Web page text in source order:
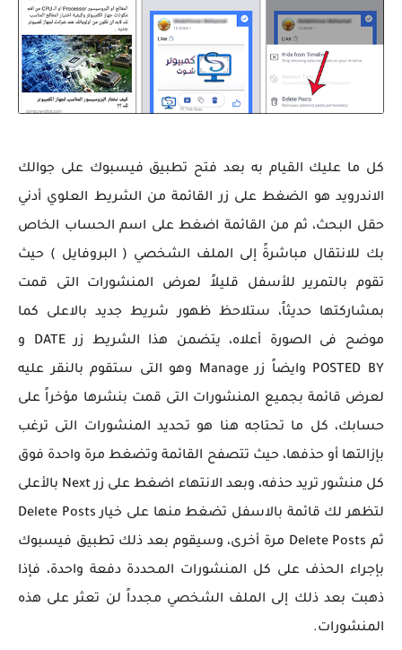
كل ما عليك القيام به بعد فتح تطبيق فيسبوك على جوالك
الاندرويد هو الضغط على زر القائمة من الشريط العلوي أدني
حقل البحث، ثم من القائمة اضغط على اسم الحساب الخاص
بك للانتقال مباشرةً إلى الملف الشخصي ( البروفايل ) حيث
تقوم بالتمرير للأسفل قليلاً لعرض المنشورات التى قمت
بمشاركتها حديثاً، ستلاحظ ظهور شريط جديد بالاعلى كما
موضح فى الصورة أعلاه، يتضمن هذا الشريط زر DATE و
POSTED BY وايضاً زر Manage وهو التى ستقوم بالنقر عليه
لعرض قائمة بجميع المنشورات التى قمت بنشرها مؤخراً على
حسابك، كل ما تحتاجه هنا هو تحديد المنشورات التى ترغب
بإزالتها أو حذفها، حيث تتصفح القائمة وتضغط مرة واحدة فوق
كل منشور تريد حذفه، وبعد الانتهاء اضغط على زر Next بالأعلى
لتظهر لك قائمة بالاسفل تضغط منها على خيار Delete Posts
ثم Delete Posts مرة أخرى، وسيقوم بعد ذلك تطبيق فيسبوك
بإجراء الحذف على كل المنشورات المحددة دفعة واحدة، فإذا
ذهبت بعد ذلك إلى الملف الشخصي مجدداً لن تعثر على هذه
المنشورات.